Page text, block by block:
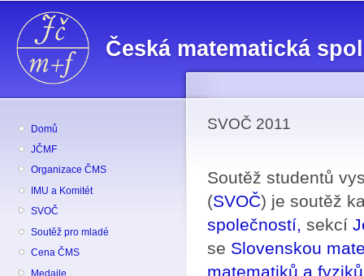
Česká matematická
Domů
JČMF
Organizace ČMS
IMU a Komitét
SVOČ
Soutěž pro mladé
Cena ČMS
Medaile
SVOČ 2011
Soutěž studentů
(SVOČ) je soutěž
společností, sekcí
se Slovenskou
matematiků a